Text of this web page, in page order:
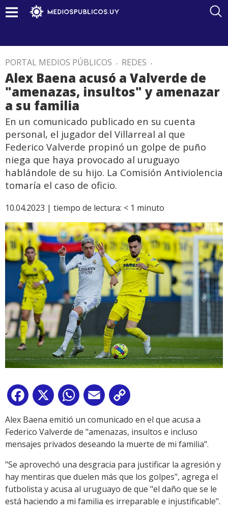
PORTAL MEDIOS PÚBLICOS . REDES .
Alex Baena acusó a Valverde de
"amenazas, insultos" y amenazar
a su familia
En un comunicado publicado en su cuenta
personal, el jugador del Villarreal al que
Federico Valverde propinó un golpe de puño
niega que haya provocado al uruguayo
hablándole de su hijo. La Comisión Antiviolencia
tomaría el caso de oficio.
10.04.2023 | tiempo de lectura: < 1 minuto
Facebook
X WhatsApp
Email
Link
Alex Baena emitió un comunicado en el que acusa a
Federico Valverde de "amenazas, insultos e incluso
mensajes privados deseando la muerte de mi familia".
"Se aprovechó una desgracia para justificar la agresión y
hay mentiras que duelen más que los golpes", agrega el
futbolista y acusa al uruguayo de que "el daño que se le
está haciendo a mi familia es irreparable e injustificable".